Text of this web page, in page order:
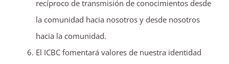
recíproco de transmisión de conocimientos desde
la comunidad hacia nosotros y desde nosotros
hacia la comunidad.
El ICBC fomentará valores de nuestra identidad